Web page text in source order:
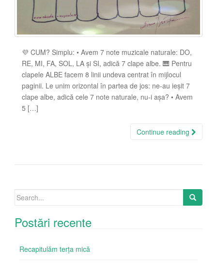
💜 CUM? Simplu: • Avem 7 note muzicale naturale: DO,
RE, MI, FA, SOL, LA și SI, adică 7 clape albe. 🎹 Pentru
clapele ALBE facem 8 linii undeva centrat în mijlocul
paginii. Le unim orizontal în partea de jos: ne-au ieșit 7
clape albe, adică cele 7 note naturale, nu-i așa? • Avem
5 […]
Continue reading
Search
Postări recente
Recapitulăm terța mică